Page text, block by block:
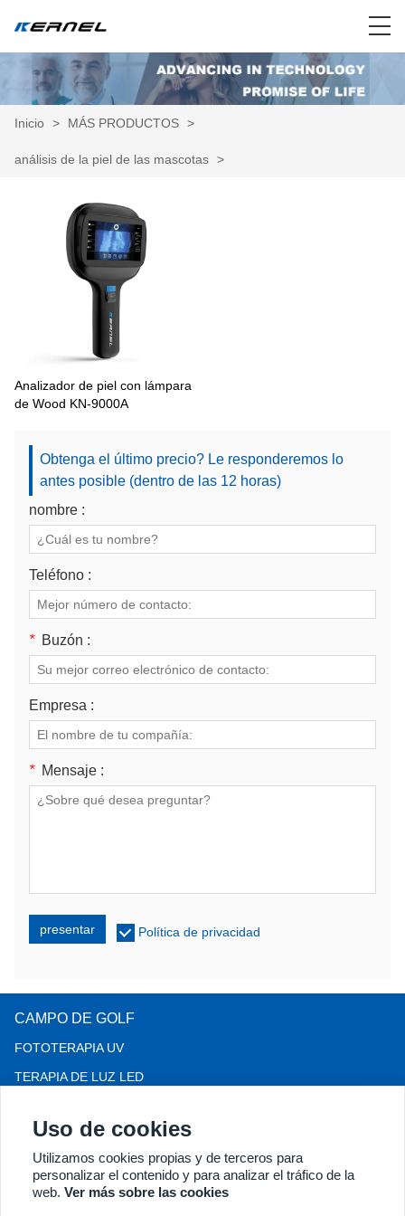
Inicio > MÁS PRODUCTOS >
análisis de la piel de las mascotas >
Analizador de piel con lámpara
de Wood KN-9000A
Obtenga el último precio? Le responderemos lo
antes posible (dentro de las 12 horas)
nombre :
Teléfono :
* Buzón :
Empresa :
* Mensaje :
presentar Política de privacidad
CAMPO DE GOLF
FOTOTERAPIA UV
TERAPIA DE LUZ LED
COLPOSCOPIO
MÁS PRODUCTOS
Copyright® 2018 Kernel Medical Equipment Co.,LTD. Dirección
Uso de cookies
Utilizamos cookies propias y de terceros para
personalizar el contenido y para analizar el tráfico de la
web. Ver más sobre las cookies